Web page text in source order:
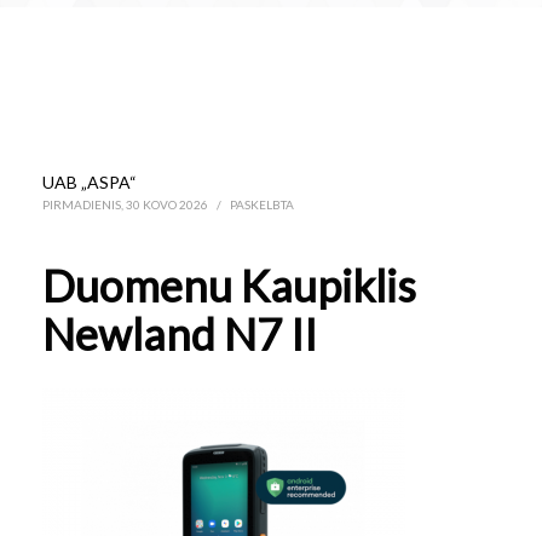
UAB „ASPA“
PIRMADIENIS, 30 KOVO 2026 / PASKELBTA
Duomenu Kaupiklis
Newland N7 II